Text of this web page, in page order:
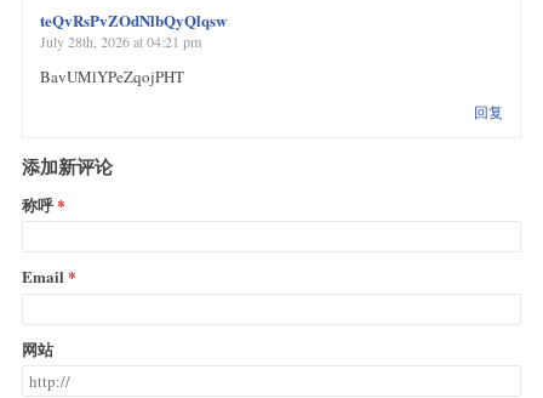
teQvRsPvZOdNlbQyQlqsw
July 28th, 2026 at 04:21 pm
BavUMlYPeZqojPHT
回复
添加新评论
称呼
Email
网站